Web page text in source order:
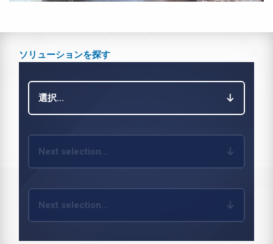
ソリューションを探す
選択...
Next selection...
Next selection...